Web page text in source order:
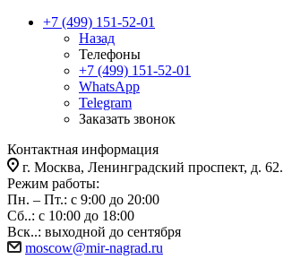
+7 (499) 151-52-01
Назад
Телефоны
+7 (499) 151-52-01
WhatsApp
Telegram
Заказать звонок
Контактная информация
г. Москва, Ленинградский проспект, д. 62.
Режим работы:
Пн. – Пт.: с 9:00 до 20:00
Сб..: с 10:00 до 18:00
Вск..: выходной до сентября
moscow@mir-nagrad.ru